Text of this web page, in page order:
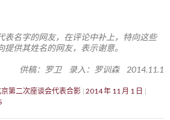
表名字的网友，在评论中补上，特向这些
提供其姓名的网友，表示谢意。
供稿：罗卫 录入：罗训森 2014.11.1
第二次座谈会代表合影 2014 年 11 月 1 日